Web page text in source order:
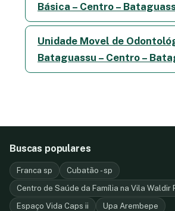
Básica – Centro –
Unidade Movel de
Bataguassu – Centro –
Buscas populares
Franca sp
Cubatão - sp
Centro de Saúde da Família na Vila Waldir
Espaço Vida Caps ii
Upa Arembepe